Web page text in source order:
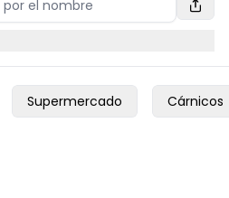
Supermercado Cárnicos